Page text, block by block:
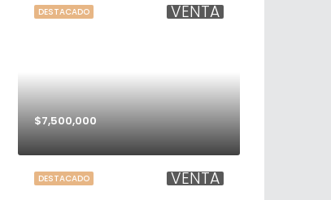
VENTA
DESTACADO
$7,500,000
VENTA
DESTACADO